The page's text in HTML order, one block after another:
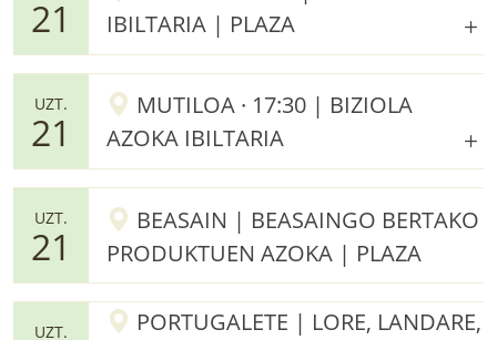
21
IBILTARIA | PLAZA
UZT.
21
MUTILOA · 17:30 | BIZIOLA
AZOKA IBILTARIA
UZT.
21
BEASAIN | BEASAINGO BERTAKO
PRODUKTUEN AZOKA | PLAZA
UZT.
PORTUGALETE | LORE, LANDARE,